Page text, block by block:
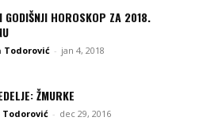
GODIŠNJI HOROSKOP ZA 2018.
Todorović - jan 4, 2018
ŽMURKE
Todorović - dec 29, 2016